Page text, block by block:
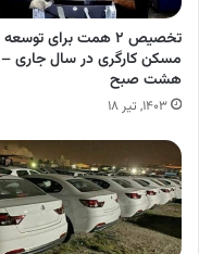
تخصیص ۲ همت برای توسعه
مسکن کارگری در سال جاری –
هشت صبح
۱۴۰۳, تیر ۱۸